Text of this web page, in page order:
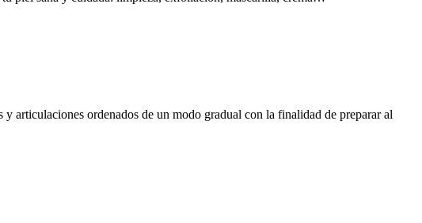
articulaciones ordenados de un modo gradual con la finalidad de preparar al